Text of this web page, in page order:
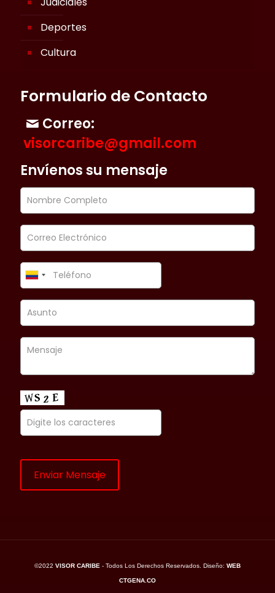
Deportes
Cultura
Formulario de Contacto
Correo:
visorcaribe@gmail.com
Envíenos su mensaje
©2022 VISOR CARIBE - Todos Los Derechos Reservados. Diseño: WEB
CTGENA.CO